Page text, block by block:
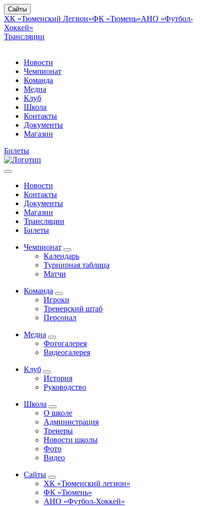
Сайты
ХК «Тюменский Легион»ФК «Тюмень»АНО «Футбол-
Хоккей»
Трансляции
Новости
Чемпионат
Команда
Медиа
Клуб
Школа
Контакты
Документы
Магазин
Билеты
Новости
Контакты
Документы
Магазин
Трансляции
Билеты
Чемпионат
Календарь
Турнирная таблица
Матчи
Команда
Игроки
Тренерский штаб
Персонал
Медиа
Фотогалерея
Видеогалерея
Клуб
История
Руководство
Школа
О школе
Администрация
Тренеры
Новости школы
Фото
Видео
Сайты
ХК «Тюменский легион»
ФК «Тюмень»
АНО «Футбол-Хоккей»